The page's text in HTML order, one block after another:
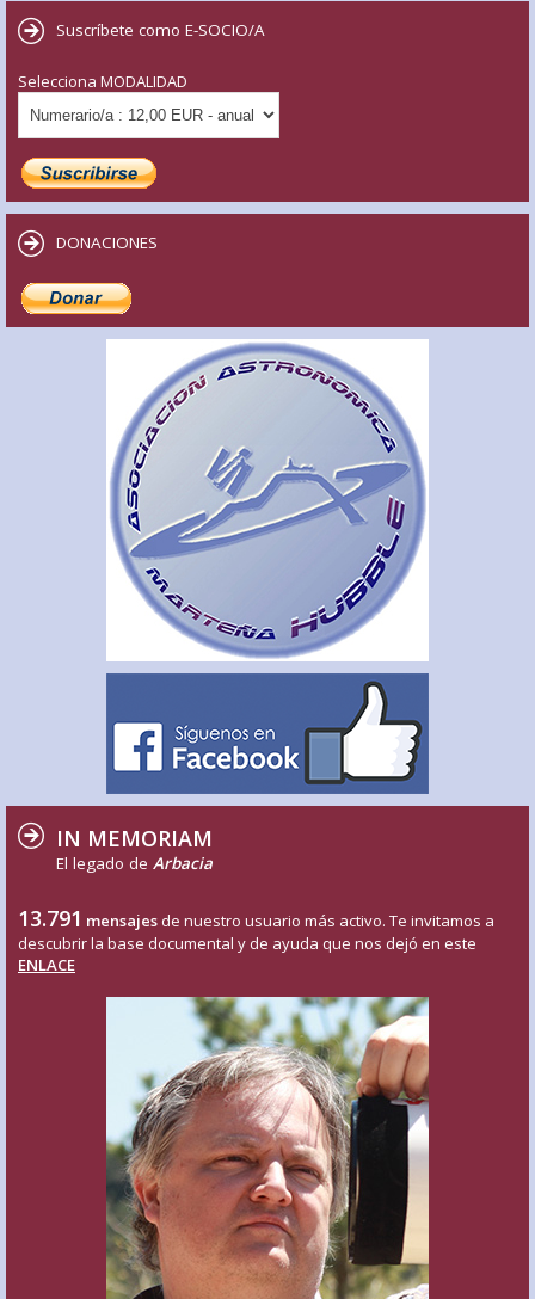
Suscríbete como E-SOCIO/A
Selecciona MODALIDAD
DONACIONES
IN MEMORIAM
El legado de Arbacia
13.791 mensajes de nuestro usuario más activo. Te invitamos a
descubrir la base documental y de ayuda que nos dejó en este
ENLACE